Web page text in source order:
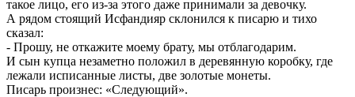
такое лицо, его из-за этого даже принимали за девочку.
А рядом стоящий Исфандияр склонился к писарю и тихо
сказал:
- Прошу, не откажите моему брату, мы отблагодарим.
И сын купца незаметно положил в деревянную коробку, где
лежали исписанные листы, две золотые монеты.
Писарь произнес: «Следующий».